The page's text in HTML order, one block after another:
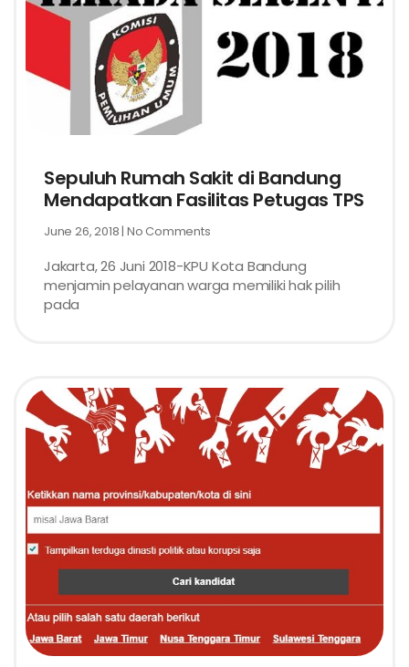
Sepuluh Rumah Sakit di Bandung
Mendapatkan Fasilitas Petugas TPS
June 26, 2018 No Comments
Jakarta, 26 Juni 2018-KPU Kota Bandung
menjamin pelayanan warga memiliki hak pilih
pada